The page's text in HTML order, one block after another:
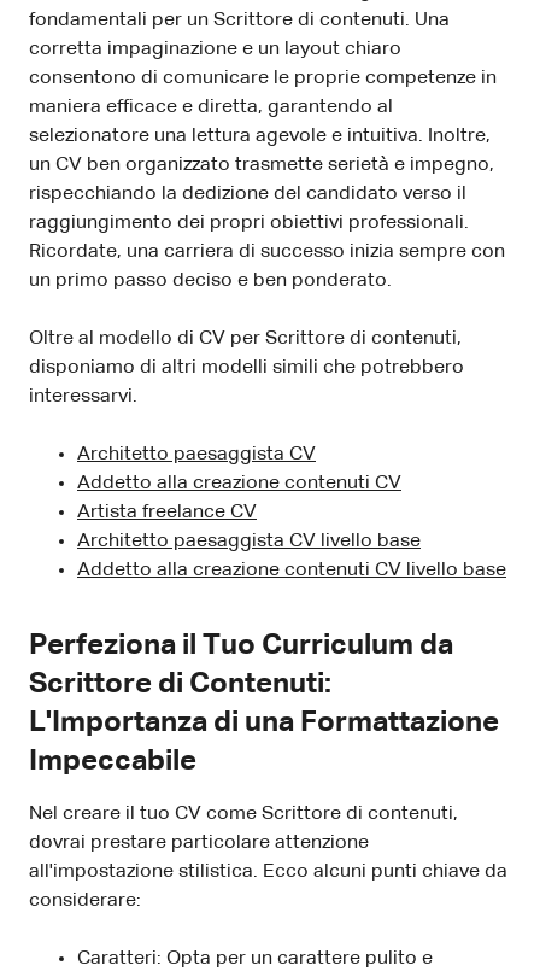
fondamentali per un Scrittore di contenuti. Una
corretta impaginazione e un layout chiaro
consentono di comunicare le proprie competenze in
maniera efficace e diretta, garantendo al
selezionatore una lettura agevole e intuitiva. Inoltre,
un CV ben organizzato trasmette serietà e impegno,
rispecchiando la dedizione del candidato verso il
raggiungimento dei propri obiettivi professionali.
Ricordate, una carriera di successo inizia sempre con
un primo passo deciso e ben ponderato.
Oltre al modello di CV per Scrittore di contenuti,
disponiamo di altri modelli simili che potrebbero
interessarvi.
Architetto paesaggista CV
Addetto alla creazione contenuti CV
Artista freelance CV
Architetto paesaggista CV livello base
Addetto alla creazione contenuti CV livello base
Perfeziona il Tuo Curriculum da
Scrittore di Contenuti:
L'Importanza di una Formattazione
Impeccabile
Nel creare il tuo CV come Scrittore di contenuti,
dovrai prestare particolare attenzione
all'impostazione stilistica. Ecco alcuni punti chiave da
considerare:
Caratteri: Opta per un carattere pulito e